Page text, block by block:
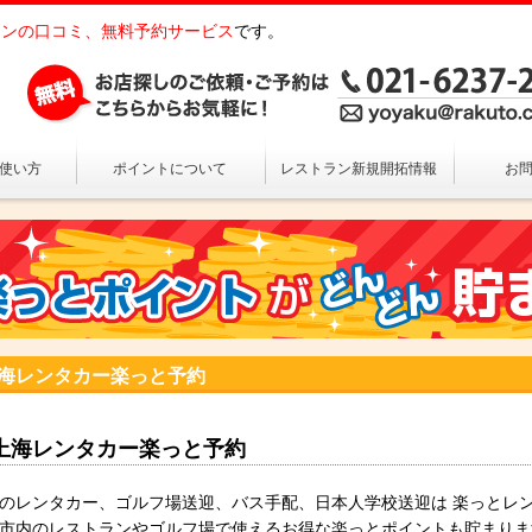
の口コミ、無料予約サービスです。
い方 ポイントについて レストラン新規開拓情報 お
レンタカー楽っと予約
海レンタカー楽っと予約
レンタカー、ゴルフ場送迎、バス手配、日本人学校送迎は 楽っとレ